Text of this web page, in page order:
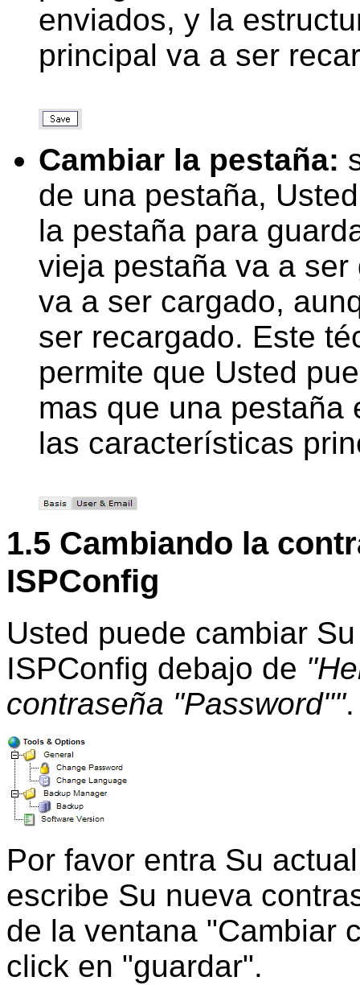
enviados, y la
principal va a ser
Cambiar la pestaña:
de una pestaña,
la pestaña para
vieja pestaña va a
va a ser cargado,
ser recargado. Este
permite que Usted
mas que una pestaña
las características
1.5 Cambiando la
ISPConfig
Usted puede cambiar Su
ISPConfig debajo de
contraseña "Password"".
Por favor entra Su
escribe Su nueva
de la ventana "Cambiar
click en "guardar".